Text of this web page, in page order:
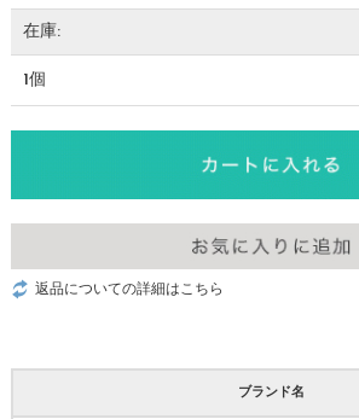
在庫:
1個
返品についての詳細はこちら
ブランド名